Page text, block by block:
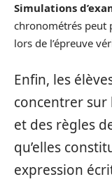
Simulations
chronométrés peut
lors de l’épreuve
Enfin, les
concentrer sur
et des règles
qu’elles
expression